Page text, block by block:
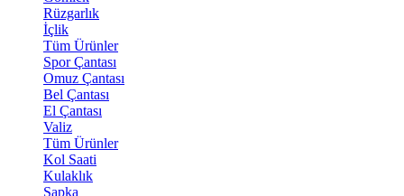
Rüzgarlık
İçlik
Tüm Ürünler
Spor Çantası
Omuz Çantası
Bel Çantası
El Çantası
Valiz
Tüm Ürünler
Kol Saati
Kulaklık
Şapka